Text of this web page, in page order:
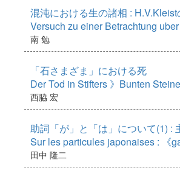
混沌における生の諸相 :
Versuch zu einer Betrachtung
南 勉
「石さまざま」における死
Der Tod in Stifters 》Bunten
西脇 宏
助詞「が」と「は」について(1) :
Sur les particules japonaises : 《
田中 隆二